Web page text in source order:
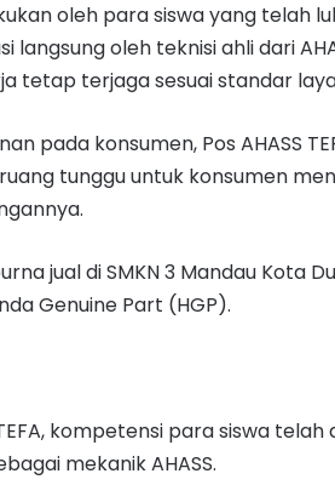
oleh para siswa yang telah
langsung oleh teknisi ahli dari
tetap terjaga sesuai standar
pada konsumen, Pos AHASS
tunggu untuk konsumen
jual di SMKN 3 Mandau Kota
Genuine Part (HGP).
kompetensi para siswa
mekanik AHASS.